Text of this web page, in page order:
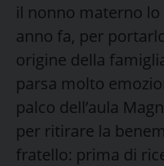
il nonno materno
anno fa, per
origine della
parsa molto
palco dell’aula
per ritirare la
fratello: prima di